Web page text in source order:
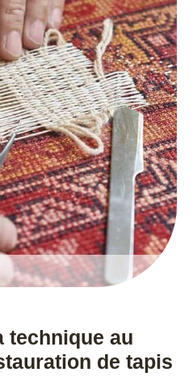
technique au
de tapis